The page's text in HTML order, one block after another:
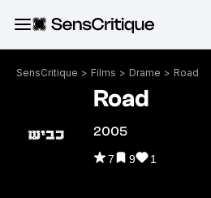
SensCritique > Films > Drame > Road
Road
2005
7 9 1